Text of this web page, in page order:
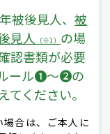
被後見人、 被
見人 （※1） の場
認書類が必要
ール❶～❷の
ください。
合は、ご本人に